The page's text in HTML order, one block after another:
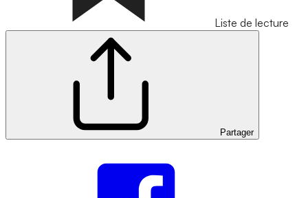
Liste de lecture
Partager